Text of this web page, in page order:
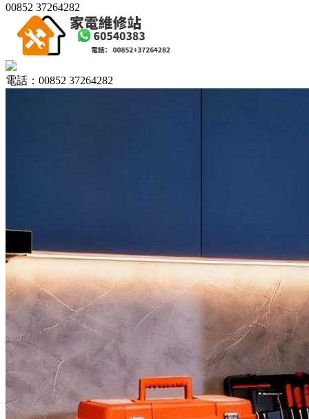
00852 37264282
電話：00852 37264282